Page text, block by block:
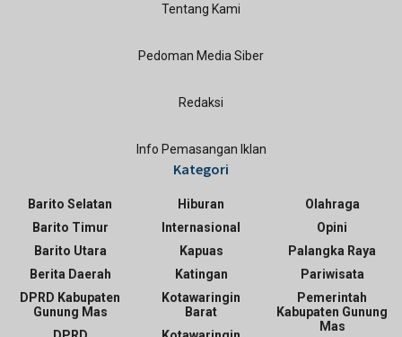
Tentang Kami
Pedoman Media Siber
Redaksi
Info Pemasangan Iklan
Kategori
Barito Selatan
Barito Timur
Barito Utara
Berita Daerah
DPRD Kabupaten
Gunung Mas
Hiburan
Internasional
Kapuas
Katingan
Kotawaringin
Barat
Olahraga
Opini
Palangka Raya
Pariwisata
Pemerintah
Kabupaten Gunung
Mas